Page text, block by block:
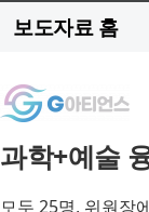
보도자료 홈
과학+예술
모두 25명, 위원장